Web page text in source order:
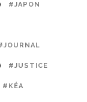
#JAPON
#JUSTICE
#KÉA